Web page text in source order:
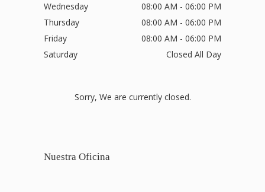
Wednesday
08:00 AM - 06:00 PM
Thursday
08:00 AM - 06:00 PM
Friday
08:00 AM - 06:00 PM
Saturday
Closed All Day
Sorry, We are currently closed.
Nuestra Oficina